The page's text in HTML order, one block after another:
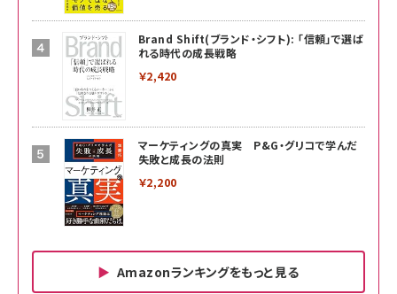
Brand Shift(ブランド・シフト): 「信頼」で選ば
れる時代の成長戦略
￥2,420
マーケティングの真実 P&G・グリコで学んだ
失敗と成長の法則
￥2,200
Amazonランキングをもっと見る